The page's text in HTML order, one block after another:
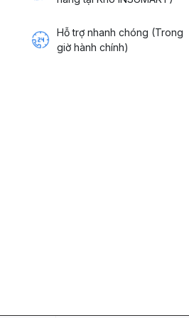
Hỗ trợ nhanh chóng (Trong
giờ hành chính)